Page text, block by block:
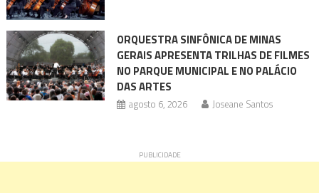
ORQUESTRA SINFÔNICA DE MINAS
GERAIS APRESENTA TRILHAS DE FILMES
NO PARQUE MUNICIPAL E NO PALÁCIO
DAS ARTES
agosto 6, 2026 Joseane Santos